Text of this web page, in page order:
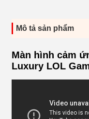
Mô tả sản phẩm
Màn hình cảm
Luxury LOL